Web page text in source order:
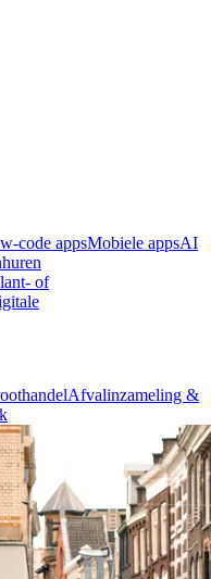
code appsMobiele appsAI
of
Afvalinzameling &